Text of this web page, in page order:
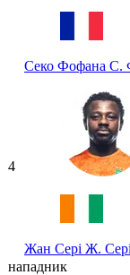
Секо Фофана С.
4
Жан Сері Ж. Сері
нападник